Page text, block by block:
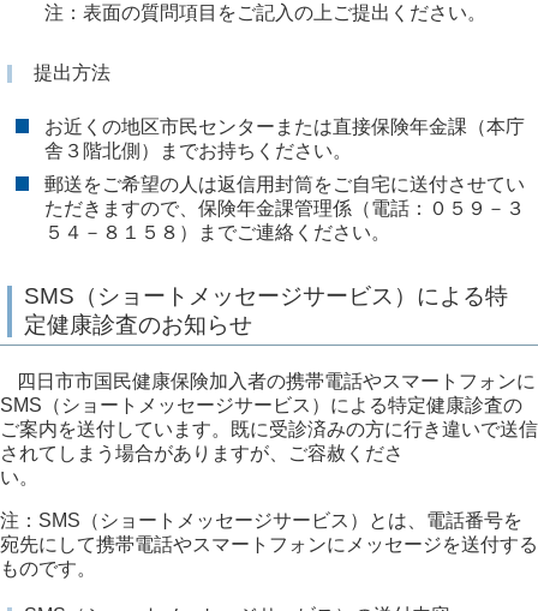
注：表面の質問項目をご記入の上ご提出ください。
提出方法
お近くの地区市民センターまたは直接保険年金課（本庁
舎３階北側）までお持ちください。
郵送をご希望の人は返信用封筒をご自宅に送付させてい
ただきますので、保険年金課管理係（電話：０５９－３
５４－８１５８）までご連絡ください。
SMS（ショートメッセージサービス）による特
定健康診査のお知らせ
四日市市国民健康保険加入者の携帯電話やスマートフォンに
SMS（ショートメッセージサービス）による特定健康診査の
ご案内を送付しています。既に受診済みの方に行き違いで送信
されてしまう場合がありますが、ご容赦くださ
い。
注：SMS（ショートメッセージサービス）とは、電話番号を
宛先にして携帯電話やスマートフォンにメッセージを送付する
ものです。